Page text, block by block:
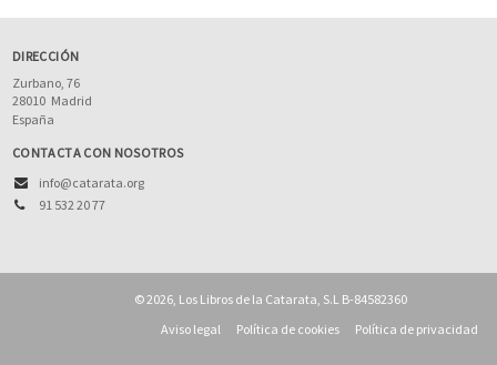
DIRECCIÓN
Zurbano, 76
28010 Madrid
España
CONTACTA CON NOSOTROS
info@catarata.org
91 532 20 77
© 2026, Los Libros de la Catarata, S.L B-84582360
Aviso legal
Política de cookies Política de privacidad